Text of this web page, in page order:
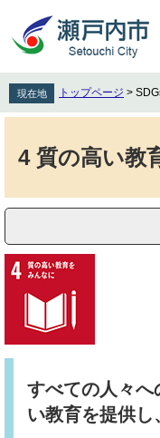
先
頭
を
飛
文
現在地 トップページ >
4 質の高い教
すべての人々へ
い教育を提供し